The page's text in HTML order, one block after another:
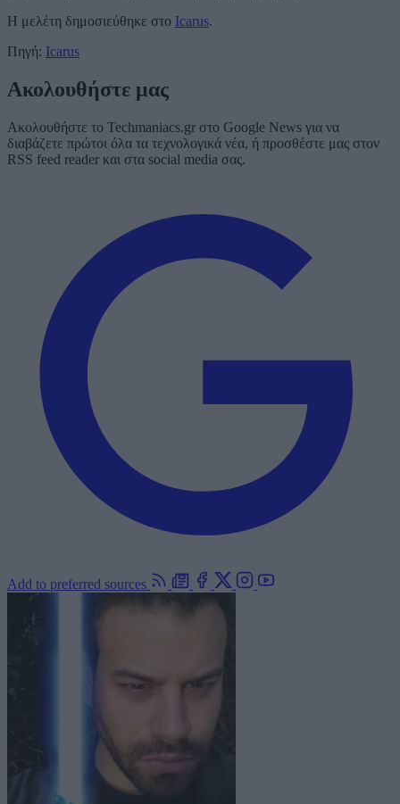
Η μελέτη δημοσιεύθηκε στο Icarus.
Πηγή: Icarus
Ακολουθήστε μας
Ακολουθήστε το Techmaniacs.gr στο Google News για να
διαβάζετε πρώτοι όλα τα τεχνολογικά νέα, ή προσθέστε μας στον
RSS feed reader και στα social media σας.
Add to preferred sources